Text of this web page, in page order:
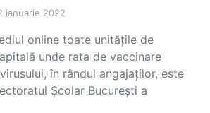
ianuarie 2022
online toate unitățile de
unde rata de vaccinare
în rândul angajaților, este
Școlar București a